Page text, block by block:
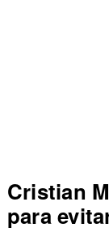
Cristian
para